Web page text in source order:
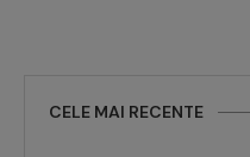
CELE MAI RECENTE